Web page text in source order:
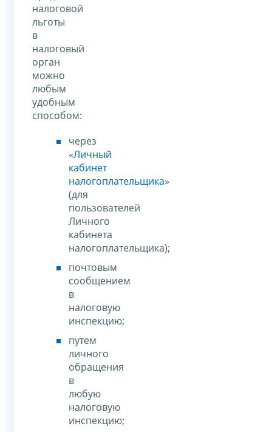
налоговой
льготы
в
налоговый
орган
можно
любым
удобным
способом:
через
«Личный
кабинет
налогоплательщика»
(для
пользователей
Личного
кабинета
налогоплательщика);
почтовым
сообщением
в
налоговую
инспекцию;
путем
личного
обращения
в
любую
налоговую
инспекцию;